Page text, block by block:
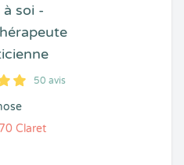
à soi -
50 avis
Claret